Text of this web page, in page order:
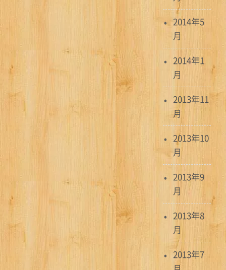
2014年5
月
2014年1
月
2013年11
月
2013年10
月
2013年9
月
2013年8
月
2013年7